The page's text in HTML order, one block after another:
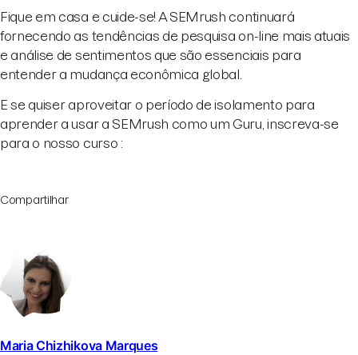
Fique em casa e cuide-se! A SEMrush continuará
fornecendo as tendências de pesquisa on-line mais atuais
e análise de sentimentos que são essenciais para
entender a mudança econômica global.
E se quiser aproveitar o período de isolamento para
aprender a usar a SEMrush como um Guru, inscreva-se
para o nosso curso :
Compartilhar
Maria Chizhikova Marques